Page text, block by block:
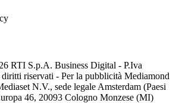
RTI S.p.A. Business Digital - P.Iva
riservati - Per la pubblicità Mediamond
N.V., sede legale Amsterdam (Paesi
46, 20093 Cologno Monzese (MI)